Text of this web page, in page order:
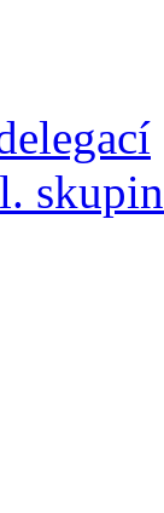
skupin